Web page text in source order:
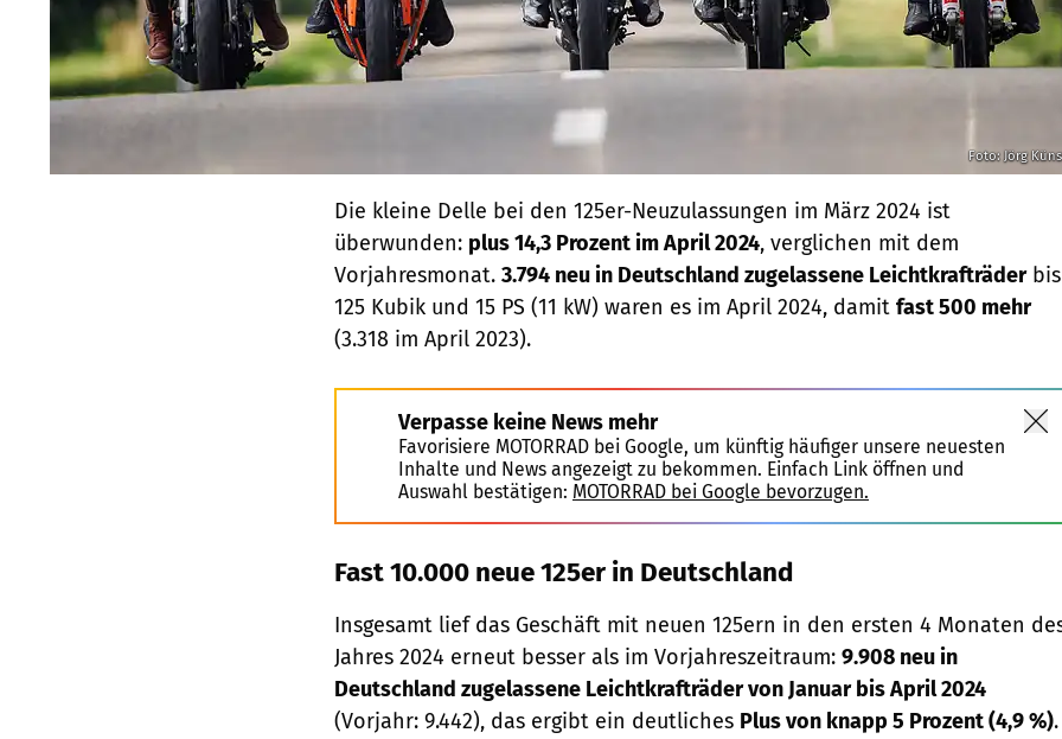
Foto: Jörg
Die kleine Delle bei den 125er-Neuzulassungen im März 2024 ist
überwunden: plus 14,3 Prozent im April 2024, verglichen mit dem
Vorjahresmonat. 3.794 neu in Deutschland zugelassene Leichtkrafträderbis
125 Kubik und 15 PS (11 kW) waren es im April 2024, damit fast 500 mehr
(3.318 im April 2023).
Verpasse keine News mehr
Favorisiere MOTORRAD bei Google, um künftig häufiger unsere neuesten
Inhalte und News angezeigt zu bekommen. Einfach Link öffnen und
Auswahl bestätigen: MOTORRAD bei Google bevorzugen.
Fast 10.000 neue 125er in Deutschland
Insgesamt lief das Geschäft mit neuen 125ern in den ersten 4 Monaten
Jahres 2024 erneut besser als im Vorjahreszeitraum: 9.908 neu in
Deutschland zugelassene Leichtkrafträder von Januar bis April 2024
(Vorjahr: 9.442), das ergibt ein deutliches Plus von knapp 5 Prozent (4,9 %).